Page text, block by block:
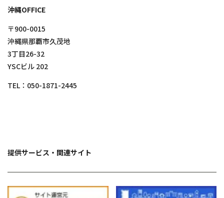
沖縄OFFICE
〒900-0015
沖縄県那覇市久茂地
3丁目26-32
YSCビル 202
TEL： 050-1871-2445
提供サービス・関連サイト